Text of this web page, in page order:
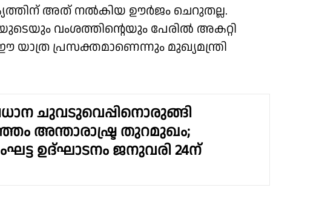
അത് നൽകിയ ഊർജം ചെറുതല്ല.
വംശത്തിൻ്റെയും പേരിൽ അകറ്റി
യാത്ര പ്രസക്തമാണെന്നും മുഖ്യമന്ത്രി
ചുവടുവെപ്പിനൊരുങ്ങി
അന്താരാഷ്ട്ര തുറമുഖം;
ഉദ്ഘാടനം ജനുവരി 24ന്